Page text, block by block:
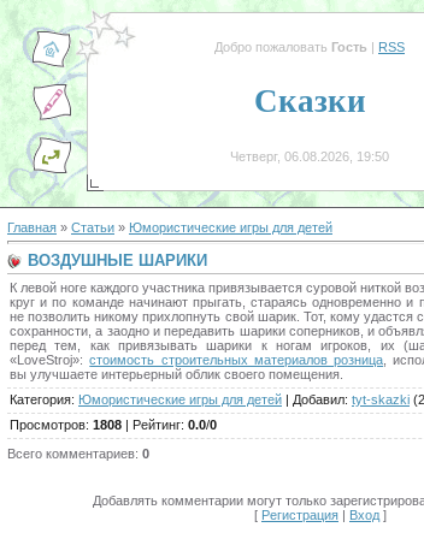
Добро пожаловать Гость | RSS
Сказки
Четверг, 06.08.2026, 19:50
Главная » Статьи » Юмористические игры для детей
ВОЗДУШНЫЕ ШАРИКИ
К левой ноге каждого участника привязывается суровой ниткой
круг и по команде начинают прыгать, стараясь одновременно и
не позволить никому прихлопнуть свой шарик. Тот, кому удастся
сохранности, а заодно и передавить шарики соперников, и
перед тем, как привязывать шарики к ногам игроков, их
«LoveStroj»:стоимость строительных материалов розница ,
вы улучшаете интерьерный облик своего помещения.
Категория: Юмористические игры для детей | Добавил: tyt-skazki
Просмотров: 1808 | Рейтинг: 0.0/0
Всего комментариев: 0
Добавлять комментарии могут только
[ Регистрация | Вход ]